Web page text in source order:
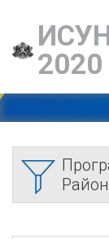
2020